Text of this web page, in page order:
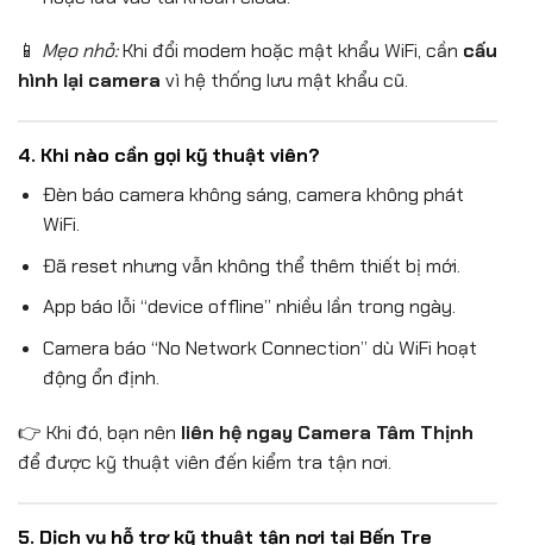
📱 Mẹo nhỏ:Khi đổi modem hoặc mật khẩu WiFi, cần cấu
hình lại camera vì hệ thống lưu mật khẩu cũ.
4. Khi nào cần gọi kỹ thuật viên?
Đèn báo camera không sáng, camera không phát
WiFi.
Đã reset nhưng vẫn không thể thêm thiết bị mới.
App báo lỗi “device offline” nhiều lần trong ngày.
Camera báo “No Network Connection” dù WiFi hoạt
động ổn định.
👉 Khi đó, bạn nên liên hệ ngay Camera Tâm Thịnh
để được kỹ thuật viên đến kiểm tra tận nơi.
5. Dịch vụ hỗ trợ kỹ thuật tận nơi tại Bến Tre